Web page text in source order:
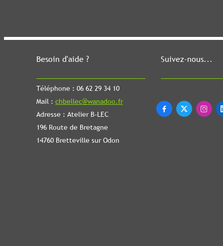
Besoin d'aide ?
Téléphone : 06 62 29 34 10
Mail : chbellec@wanadoo.fr
Adresse : Atelier B-LEC
196 Route de Bretagne
14760 Bretteville sur Odon
Suivez-nous...
  